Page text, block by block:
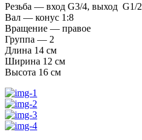
Резьба — вход G3/4, выход G1/2
Вал — конус 1:8
Вращение — правое
Группа — 2
Длина 14 см
Ширина 12 см
Высота 16 см